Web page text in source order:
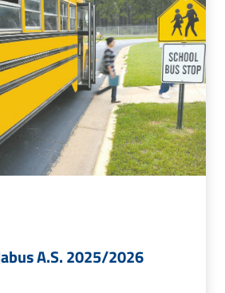
A.S. 2025/2026